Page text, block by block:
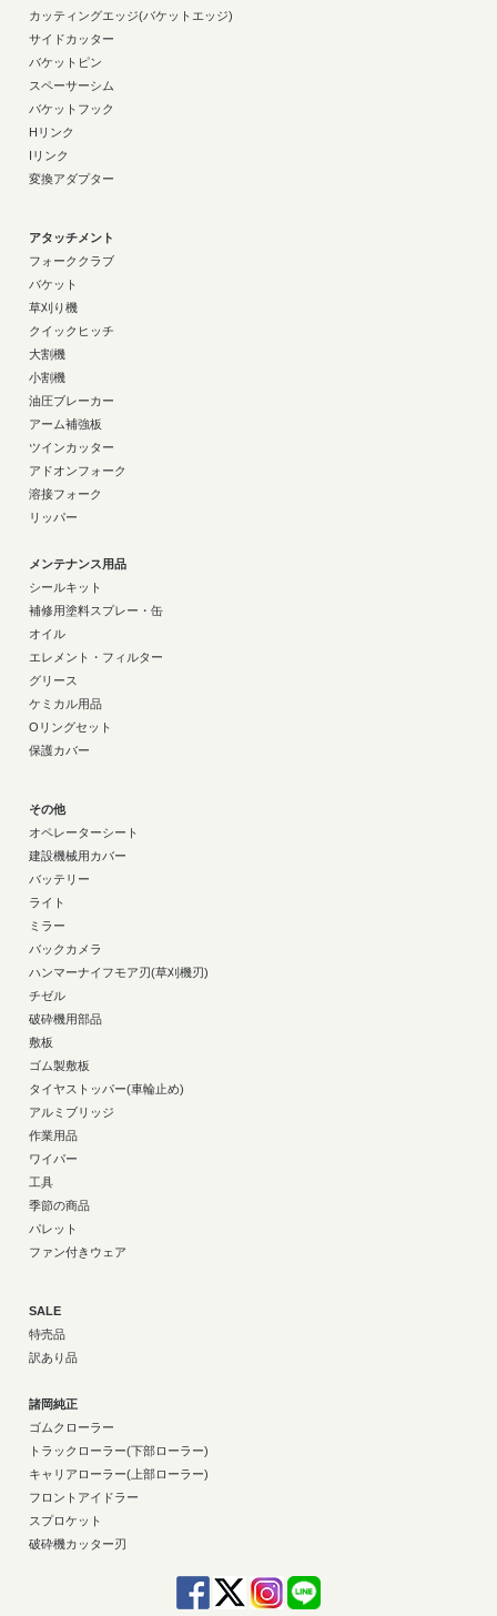
カッティングエッジ(バケットエッジ)
サイドカッター
バケットピン
スペーサーシム
バケットフック
Hリンク
Iリンク
変換アダプター
アタッチメント
フォーククラブ
バケット
草刈り機
クイックヒッチ
大割機
小割機
油圧ブレーカー
アーム補強板
ツインカッター
アドオンフォーク
溶接フォーク
リッパー
メンテナンス用品
シールキット
補修用塗料スプレー・缶
オイル
エレメント・フィルター
グリース
ケミカル用品
Oリングセット
保護カバー
その他
オペレーターシート
建設機械用カバー
バッテリー
ライト
ミラー
バックカメラ
ハンマーナイフモア刃(草刈機刃)
チゼル
破砕機用部品
敷板
ゴム製敷板
タイヤストッパー(車輪止め)
アルミブリッジ
作業用品
ワイパー
工具
季節の商品
パレット
ファン付きウェア
SALE
特売品
訳あり品
諸岡純正
ゴムクローラー
トラックローラー(下部ローラー)
キャリアローラー(上部ローラー)
フロントアイドラー
スプロケット
破砕機カッター刃